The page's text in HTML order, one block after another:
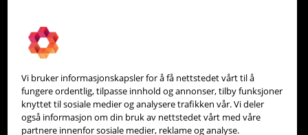
Om oss
Partneroversikt
Integrasjoner
Hjelpesenter
Vi bruker informasjonskapsler for å få nettstedet vårt til å
fungere ordentlig, tilpasse innhold og annonser, tilby funksjoner
knyttet til sosiale medier og analysere trafikken vår. Vi deler
også informasjon om din bruk av nettstedet vårt med våre
partnere innenfor sosiale medier, reklame og analyse.